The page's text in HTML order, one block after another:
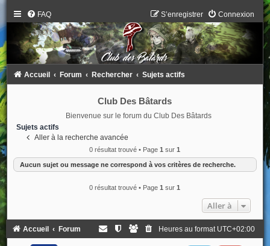
FAQ Connexion
S’enregistrer
Accueil Forum Rechercher Sujets actifs
Club Des Bâtards
Bienvenue sur le forum du Club Des Bâtards
Sujets actifs
Aller à la recherche avancée
0 résultat trouvé • Page1 sur1
Aucun sujet ou message ne correspond à vos critères de recherche.
0 résultat trouvé • Page1 sur1
Aller à
Accueil Forum Heures au format UTC+02:00